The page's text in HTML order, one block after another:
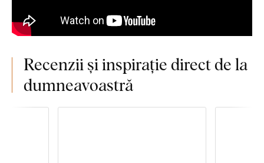
Recenzii și inspirație direct de la
dumneavoastră